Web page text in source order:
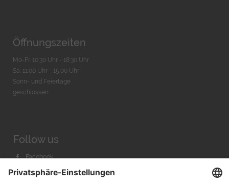
Öffnungszeiten
Mo-Fr. 10:30 Uhr - 18:30 Uhr
Sa. 11:00 Uhr - 15.00 Uhr
Sonn- und Feiertage
geschlossen
Follow us
Facebook
Instagram
Youtube